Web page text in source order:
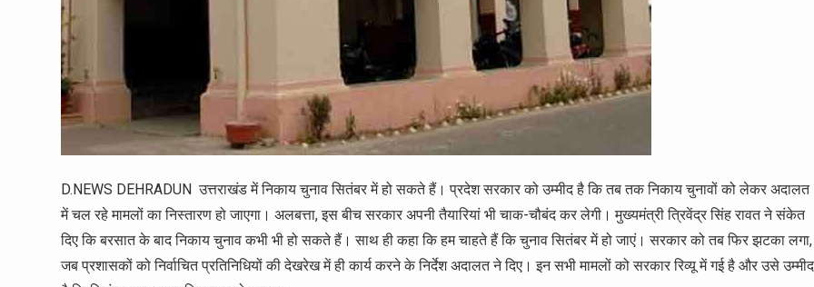
D.NEWS DEHRADUN उत्तराखंड में निकाय चुनाव सितंबर में हो सकते हैं। प्रदेश सरकार को उम्मीद है कि तब तक निकाय चुनावों को लेकर अदालत
में चल रहे मामलों का निस्तारण हो जाएगा। अलबत्ता, इस बीच सरकार अपनी तैयारियां भी चाक-चौबंद कर लेगी। मुख्यमंत्री त्रिवेंद्र सिंह रावत ने संकेत
दिए कि बरसात के बाद निकाय चुनाव कभी भी हो सकते हैं। साथ ही कहा कि हम चाहते हैं कि चुनाव सितंबर में हो जाएं। सरकार को तब फिर झटका लगा,
जब प्रशासकों को निर्वाचित प्रतिनिधियों की देखरेख में ही कार्य करने के निर्देश अदालत ने दिए। इन सभी मामलों को सरकार रिव्यू में गई है और उसे उम्मीद